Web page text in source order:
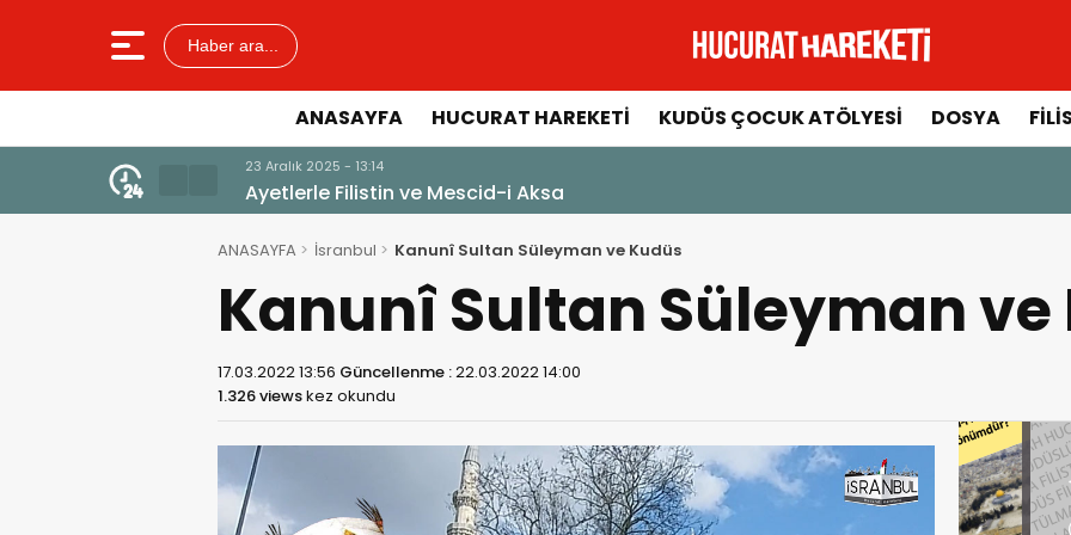
Haber ara...
ANASAYFA HUCURAT HAREKETI KUDÜS ÇOCUK ATÖLYESI DOSYA
23 Aralık 2025 - 13:14
Ayetlerle Filistin ve Mescid-i Aksa
ANASAYFA İsranbul Kanunî Sultan Süleyman ve Kudüs
Kanunî Sultan Süleyman ve
17.03.2022 13:56 Güncellenme :22.03.2022 14:00
1.326 viewskez okundu